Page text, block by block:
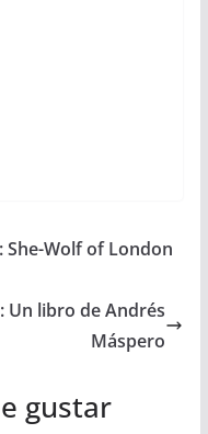
She-Wolf of London
Un libro de Andrés
Máspero
gustar